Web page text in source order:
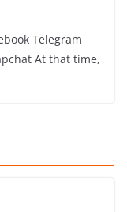
Telegram
At that time,